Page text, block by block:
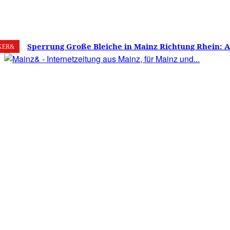
7. August 2026 28.4 Mainz
Sperrung Große Bleiche in Mainz Richtung Rhein:
verwirrt, Mainzer stinksauer – Haben die Mainzer